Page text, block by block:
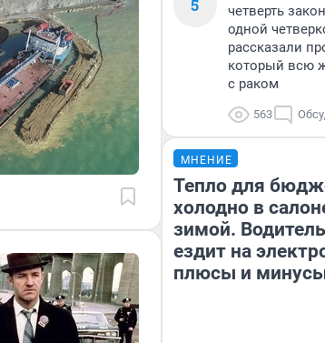
5
четверть
одной
рассказали
который всю
с раком
563
МНЕНИЕ
Тепло для
холодно в
зимой.
ездит на
плюсы и